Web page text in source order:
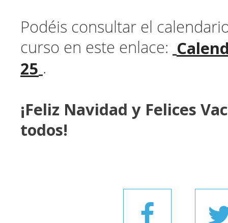
Podéis consultar el
curso en este enlace:
25 .
¡Feliz Navidad y Felices
todos!